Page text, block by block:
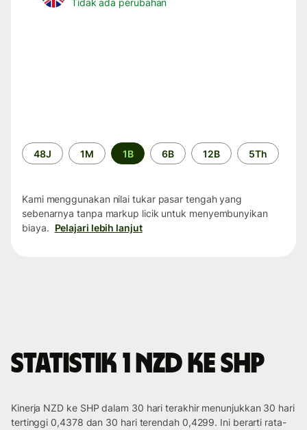
Tidak ada perubahan
Periode
waktu
48J 1M 1B 6B 12B 5Th
Kami menggunakan nilai tukar pasar tengah yang
sebenarnya tanpa markup licik untuk menyembunyikan
biaya. Pelajari lebih lanjut
Statistik 1 NZD ke SHP
Kinerja NZD ke SHP dalam 30 hari terakhir menunjukkan 30 hari
tertinggi 0,4378 dan 30 hari terendah 0,4299. Ini berarti rata-